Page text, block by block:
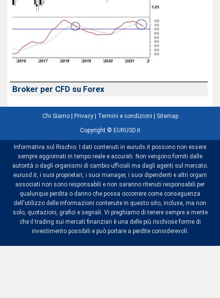
Broker per CFD su Forex
Chi Siamo| Privacy| Termini e condizioni Sitemap
Copyright © EURUSD.it
Informativa sul Rischio: I dati contenuti in euruds.it possono non essere
sempre aggiornati in tempo reale e accurati. Non vengono forniti dalle
autorità o dagli organismi di cambio ufficiali ma dagli agenti sul mercato.
eurusd.it, i suoi proprietari, i suoi manager, i suoi dipendenti e altri organi
associati non sono responsabili e non saranno ritenuti responsabili per
qualunque perdita o danno che possa occorrere come conseguenza
dell'utilizzo delle informazioni contenute in questo sito, incluse, ma non
solo, quotazioni, grafici e segnali. Vi preghiamo di tenere sempre a mente
che il trading sui mercati finanziari è una delle più rischiose forme di
investimento possibili e può portare a perdite considerevoli.